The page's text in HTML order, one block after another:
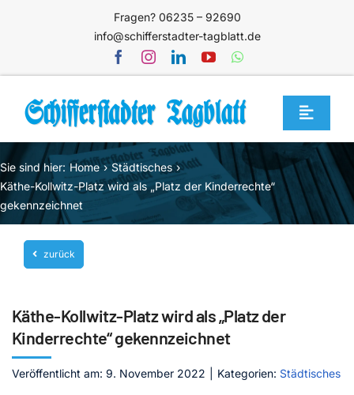
Fragen? 06235 – 92690
info@schifferstadter-tagblatt.de
Toggle
Home
Themen
Blog
Unternehmen
Mediathek
Jetzt abonnieren
Kontakt
Sie sind hier: Home
Städtisches
Käthe-Kollwitz-Platz wird als „Platz der Kinderrechte“
gekennzeichnet
zurück
Käthe-Kollwitz-Platz wird als „Platz der
Kinderrechte“ gekennzeichnet
Veröffentlicht am: 9. November 2022 Kategorien: Städtisches